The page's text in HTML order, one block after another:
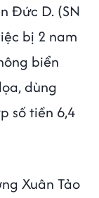
Đức D. (SN
bị 2 nam
biển
dùng
số tiền 6,4
Xuân Tảo